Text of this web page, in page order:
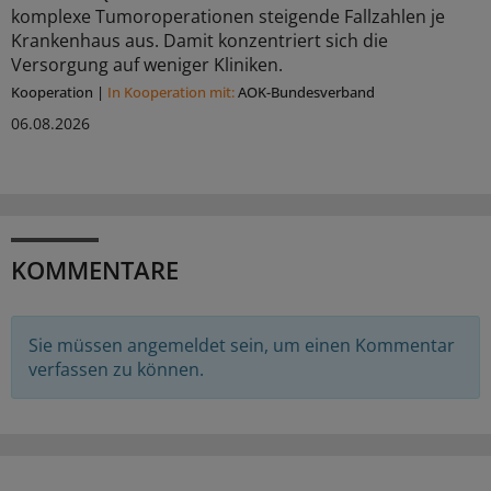
komplexe Tumoroperationen steigende Fallzahlen je
Krankenhaus aus. Damit konzentriert sich die
Versorgung auf weniger Kliniken.
Kooperation | In Kooperation mit:AOK-Bundesverband
06.08.2026
KOMMENTARE
Sie müssen angemeldet sein, um einen Kommentar
verfassen zu können.